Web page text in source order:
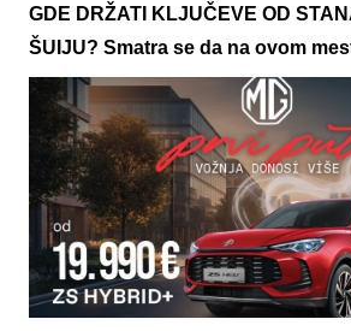
GDE DRŽATI KLJUČEVE OD
ŠUIJU? Smatra se da na ovom